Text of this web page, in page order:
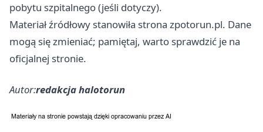
pobytu szpitalnego (jeśli dotyczy).
Materiał źródłowy stanowiła strona zpotorun.pl. Dane
mogą się zmieniać; pamiętaj, warto sprawdzić je na
oficjalnej stronie.
Autor:redakcja halotorun